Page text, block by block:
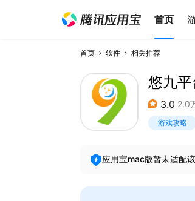
首页
首页 软件 相关推荐
悠九平
3.0 2.0
游戏攻略
应用宝mac版暂未适配